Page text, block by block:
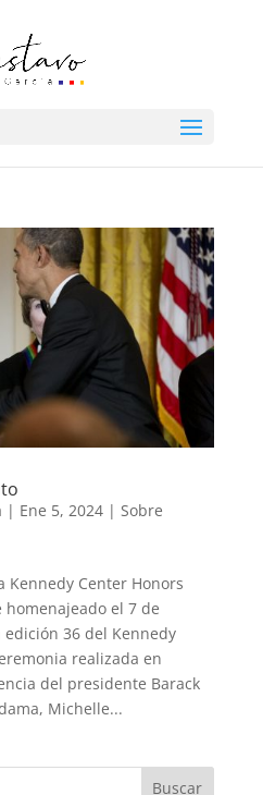
| Ene 5, 2024| Sobre
Kennedy Center Honors
homenajeado el 7 de
36 del Kennedy
realizada en
del presidente Barack
Michelle...
Buscar